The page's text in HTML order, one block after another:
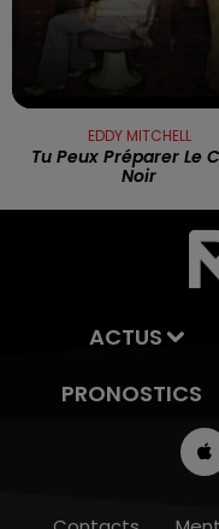
EDDY MITCHELL
Tu Peux Préparer Le
Noir
ACTUS
PRONOSTICS